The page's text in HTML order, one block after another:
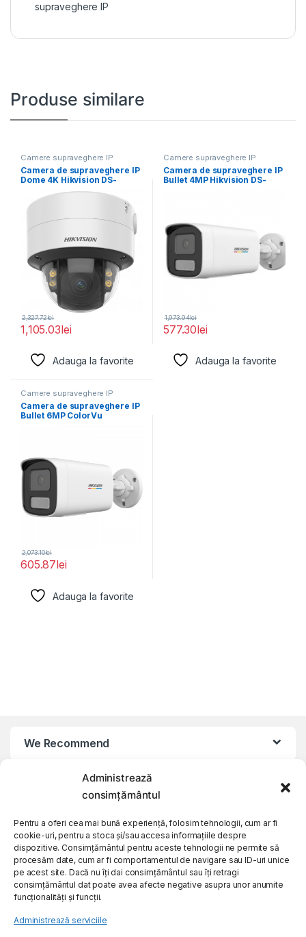
Administrează
consimțământul
Pentru a oferi cea mai bună experiență, folosim tehnologii, cum ar fi
cookie-uri, pentru a stoca și/sau accesa informațiile despre
dispozitive. Consimțământul pentru aceste tehnologii ne permite să
procesăm date, cum ar fi comportamentul de navigare sau ID-uri unice
pe acest site. Dacă nu îți dai consimțământul sau îți retragi
consimțământul dat poate avea afecte negative asupra unor anumite
funcționalități și funcții.
Administrează serviciile
supraveghere IP
Produse similare
Camere supraveghere IP
Camera de supraveghere IP
Dome 4K Hikvision DS-
2CD2787G2T-LZS(2.8-
12MM) (C), lentila
1,105.03lei
2,327.72lei
Adauga la favorite
Camere supraveghere IP
Camera de supraveghere IP
Bullet 4MP Hikvision DS-
577.30lei
1,973.94lei
Adauga la favorite
Camere supraveghere IP
Camera de supraveghere IP
Bullet 6MP ColorVu
605.87lei
2,073.10lei
Adauga la favorite
We Recommend
My Account
Customer Care
About Us